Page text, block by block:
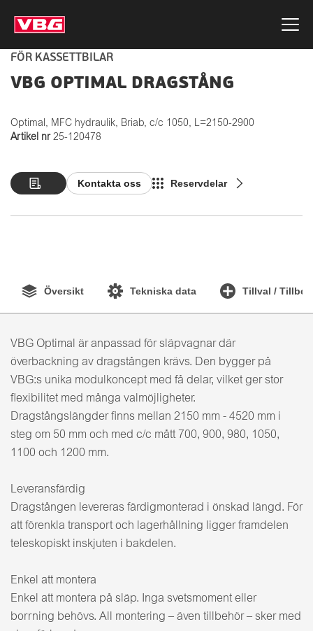
FÖR KASSETTBILAR
VBG OPTIMAL DRAGSTÅNG
Optimal, MFC hydraulik, Briab, c/c 1050, L=2150-2900
Artikel nr 25-120478
Kontakta oss Reservdelar
Översikt Tekniska data Tillval /
VBG Optimal är anpassad för släpvagnar där
överbackning av dragstången krävs. Den bygger på
VBG:s unika modulkoncept med få delar, vilket ger stor
flexibilitet med många valmöjligheter.
Dragstångslängder finns mellan 2150 mm - 4520 mm i
steg om 50 mm och med c/c mått 700, 900, 980, 1050,
1100 och 1200 mm.
Leveransfärdig
Dragstången levereras färdigmonterad i önskad längd. För
att förenkla transport och lagerhållning ligger framdelen
teleskopiskt inskjuten i bakdelen.
Enkel att montera
Enkel att montera på släp. Inga svetsmoment eller
borrning behövs. All montering – även tillbehör – sker med